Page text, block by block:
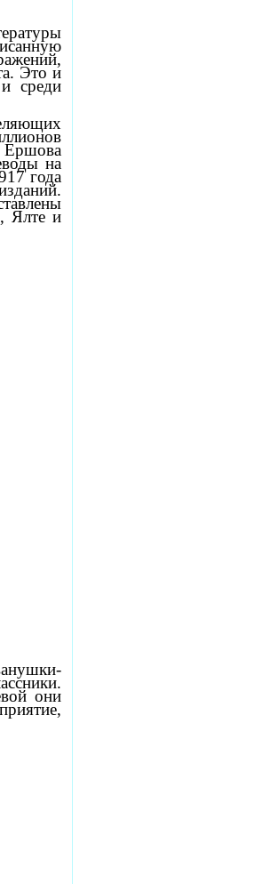
Это и
среди
на
года
Ялте и
они